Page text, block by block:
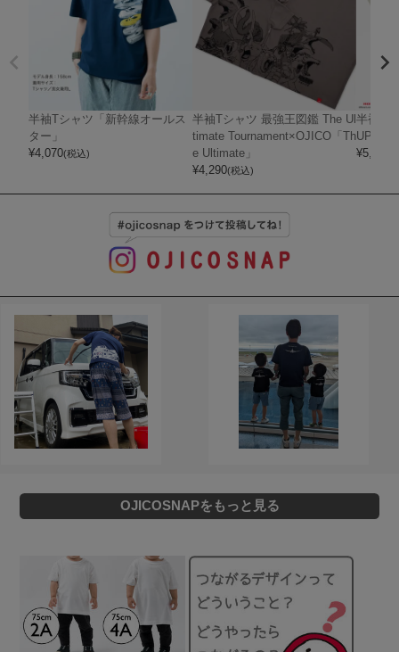
半袖Tシャツ「新幹線オールス
ター」
¥4,070(税込)
半袖Tシャツ 最強王図鑑 The Ul
timate Tournament×OJICO「Th
e Ultimate」
¥4,290(税込)
半袖T
UPER
¥5,720
OJICOSNAPをもっと見る